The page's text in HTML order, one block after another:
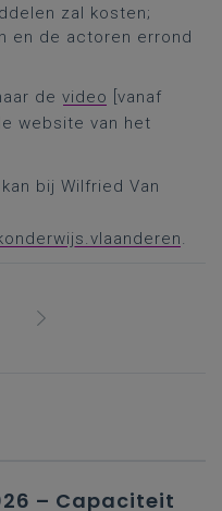
zal kosten;
en de actoren errond
de video
[vanaf
website van het
bij Wilfried Van
.
– Capaciteit